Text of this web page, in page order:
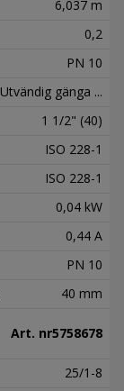
6,037 m
0,2
PN 10
Utvändig gänga ...
1 1/2" (40)
ISO 228-1
ISO 228-1
0,04 kW
0,44 A
PN 10
40 mm
Art. nr5758678
25/1-8